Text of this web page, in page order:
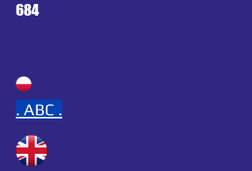
684
. ABC .